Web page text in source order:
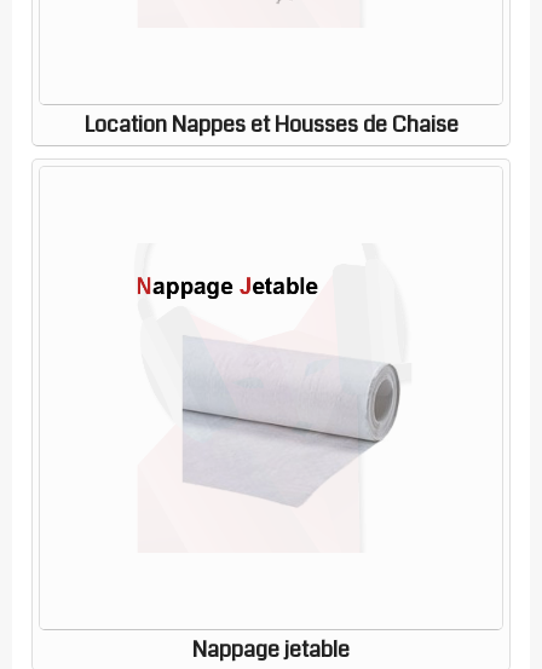
Location Nappes et Housses de Chaise
Nappage jetable